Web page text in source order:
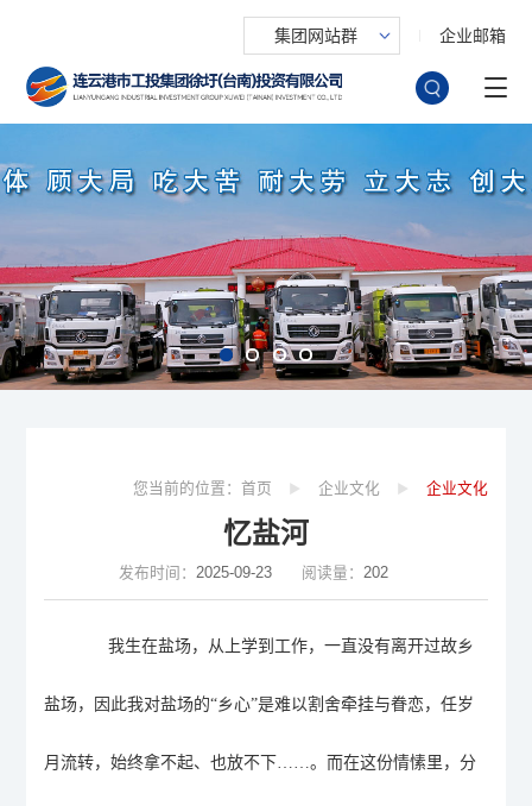
集团网站群 企业邮箱
您当前的位置： 首页 企业文化 企业文化
忆盐河
发布时间：2025-09-23 阅读量： 202
我生在盐场， 从上学到工作，一直没有离开过故乡
盐场，因此我对盐场的“乡心”是难以割舍牵挂与眷恋，任岁
月流转，始终拿不起、也放不下……。 而在这份情愫里，分